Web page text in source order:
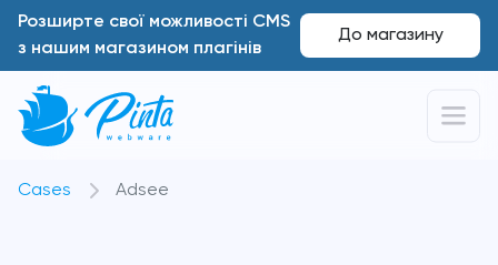
Розширте свої можливості CMS
з нашим магазином плагінів
До магазину
Cases Adsee